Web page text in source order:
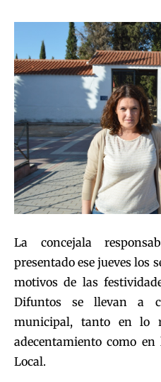
La concejala
presentado ese jueves los
motivos de las
Difuntos se llevan a
municipal, tanto en lo
adecentamiento como
Local.